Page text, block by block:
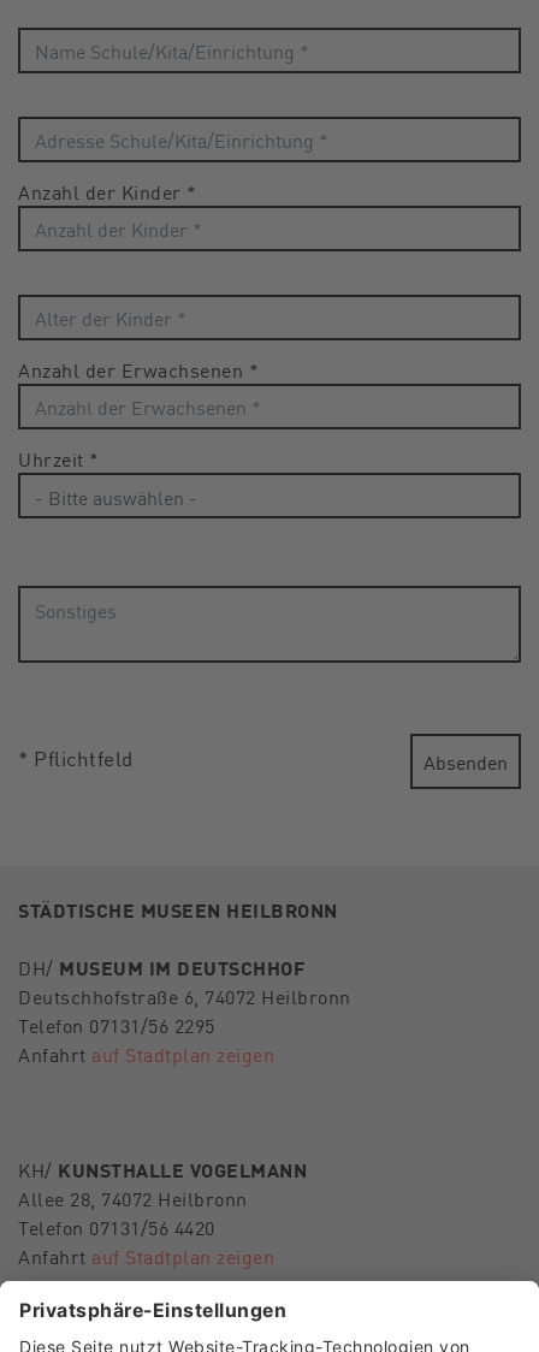
Anzahl der Kinder *
Anzahl der Erwachsenen *
Uhrzeit *
* Pflichtfeld Absenden
STÄDTISCHE MUSEEN HEILBRONN
DH/ MUSEUM IM DEUTSCHHOF
Deutschhofstraße 6, 74072 Heilbronn
Telefon 07131/56 2295
Anfahrt auf Stadtplan zeigen
KH/ KUNSTHALLE VOGELMANN
Allee 28, 74072 Heilbronn
Telefon 07131/56 4420
Anfahrt auf Stadtplan zeigen
E-Mailmuseen-hn@heilbronn.de